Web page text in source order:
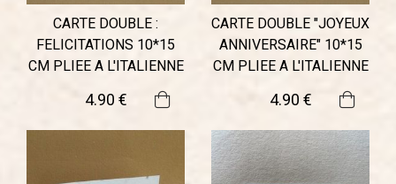
CARTE DOUBLE :
FELICITATIONS 10*15
CM PLIEE A L'ITALIENNE
4.90€
CARTE DOUBLE "JOYEUX
ANNIVERSAIRE" 10*15
CM PLIEE A L'ITALIENNE
4.90€